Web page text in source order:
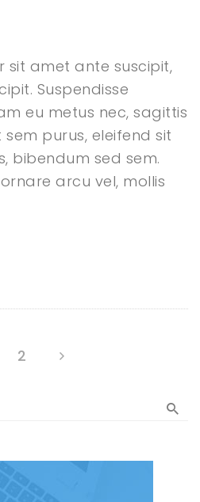
sit amet ante suscipit,
Suspendisse
eu metus nec, sagittis
purus, eleifend sit
bibendum sed sem.
arcu vel, mollis
2